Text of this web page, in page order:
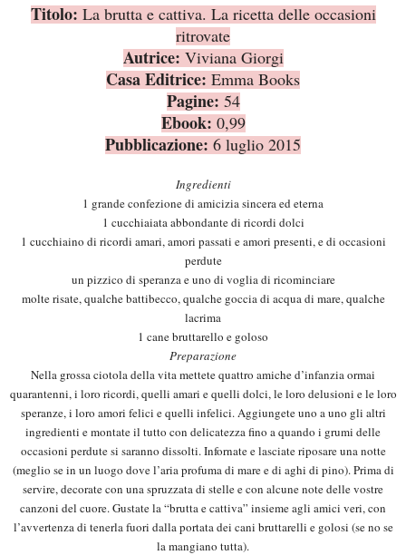
Titolo:La brutta e cattiva. La ricetta delle occasioni
ritrovate
Autrice: Viviana Giorgi
Casa Editrice:Emma Books
Pagine:54
Ebook: 0,99
Pubblicazione:6 luglio 2015
Ingredienti
1 grande confezione di amicizia sincera ed eterna
1 cucchiaiata abbondante di ricordi dolci
1 cucchiaino di ricordi amari, amori passati e amori presenti, e di occasioni
perdute
un pizzico di speranza e uno di voglia di ricominciare
molte risate, qualche battibecco, qualche goccia di acqua di mare, qualche
lacrima
1 cane bruttarello e goloso
Preparazione
Nella grossa ciotola della vita mettete quattro amiche d’infanzia ormai
quarantenni, i loro ricordi, quelli amari e quelli dolci, le loro delusioni e le loro
speranze, i loro amori felici e quelli infelici. Aggiungete uno a uno gli altri
ingredienti e montate il tutto con delicatezza fino a quando i grumi delle
occasioni perdute si saranno dissolti. Infornate e lasciate riposare una notte
(meglio se in un luogo dove l’aria profuma di mare e di aghi di pino). Prima di
servire, decorate con una spruzzata di stelle e con alcune note delle vostre
canzoni del cuore. Gustate la “brutta e cattiva” insieme agli amici veri, con
l’avvertenza di tenerla fuori dalla portata dei cani bruttarelli e golosi (se no se
la mangiano tutta).